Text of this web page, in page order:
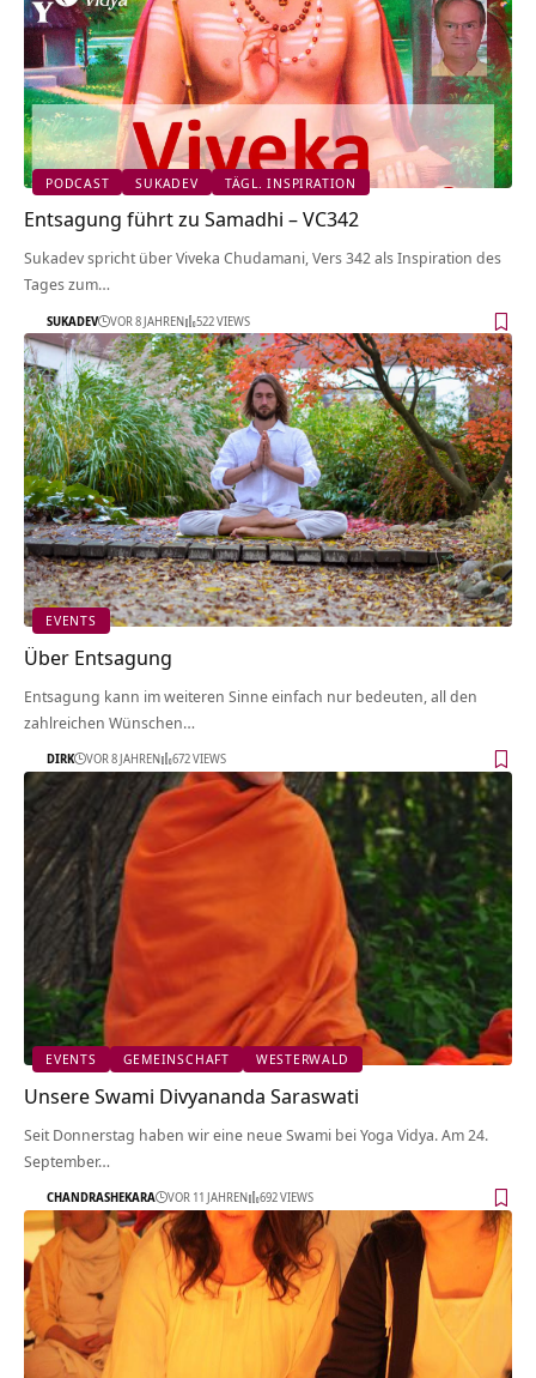
PODCAST SUKADEV TÄGL. INSPIRATION
Entsagung führt zu Samadhi – VC342
Sukadev spricht über Viveka Chudamani, Vers 342 als Inspiration des
Tages zum…
SUKADEV VOR 8 JAHREN 522 VIEWS
EVENTS
Über Entsagung
Entsagung kann im weiteren Sinne einfach nur bedeuten, all den
zahlreichen Wünschen…
DIRK VOR 8 JAHREN 672 VIEWS
EVENTS GEMEINSCHAFT WESTERWALD
Unsere Swami Divyananda Saraswati
Seit Donnerstag haben wir eine neue Swami bei Yoga Vidya. Am 24.
September…
CHANDRASHEKARA VOR 11 JAHREN 692 VIEWS